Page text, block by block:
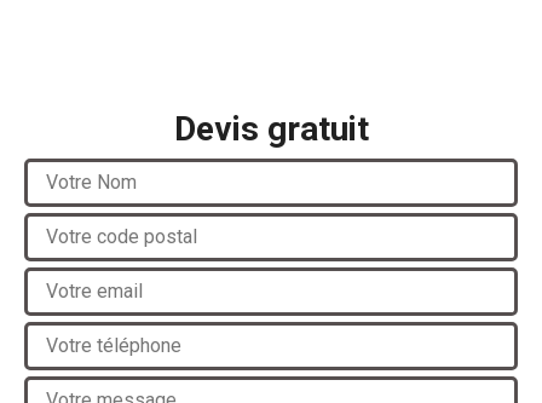
Devis gratuit